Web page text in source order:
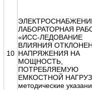
10
ЛАБОРАТОРНАЯ
«ИСС-ЛЕДОВАНИЕ
ВЛИЯНИЯ
НАПРЯЖЕНИЯ НА
МОЩНОСТЬ,
ПОТРЕБЛЯЕМУЮ
ЕМКОСТНОЙ
методические